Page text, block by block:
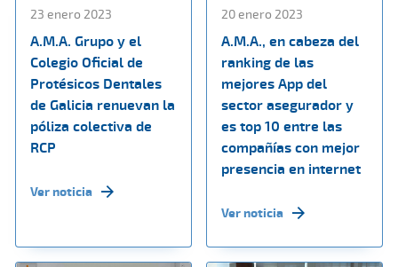
23 enero 2023
A.M.A. Grupo y el
Colegio Oficial de
Protésicos Dentales
de Galicia renuevan la
póliza colectiva de
RCP
Ver noticia
20 enero 2023
A.M.A., en cabeza del
ranking de las
mejores App del
sector asegurador y
es top 10 entre las
compañías con mejor
presencia en internet
Ver noticia